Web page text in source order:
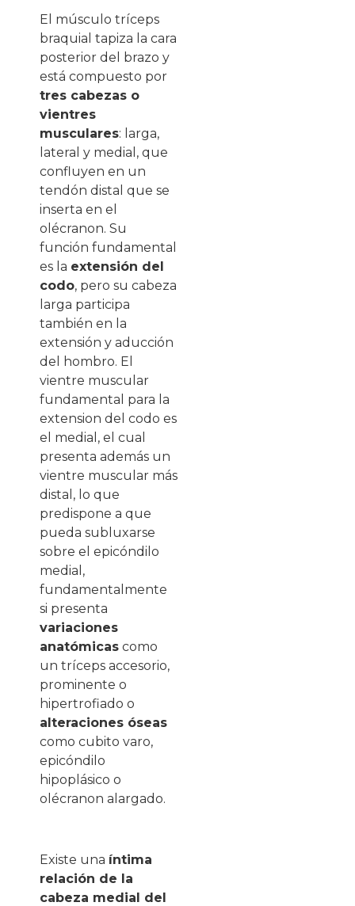
El músculo tríceps
braquial tapiza la cara
posterior del brazo y
está compuesto por
tres cabezas o
vientres
musculares: larga,
lateral y medial, que
confluyen en un
tendón distal que se
inserta en el
olécranon. Su
función fundamental
es la extensión del
codo, pero su cabeza
larga participa
también en la
extensión y aducción
del hombro. El
vientre muscular
fundamental para la
extension del codo es
el medial, el cual
presenta además un
vientre muscular más
distal, lo que
predispone a que
pueda subluxarse
sobre el epicóndilo
medial,
fundamentalmente
si presenta
variaciones
anatómicas como
un tríceps accesorio,
prominente o
hipertrofiado o
alteraciones óseas
como cubito varo,
epicóndilo
hipoplásico o
olécranon alargado.
Existe una íntima
relación de la
cabeza medial del